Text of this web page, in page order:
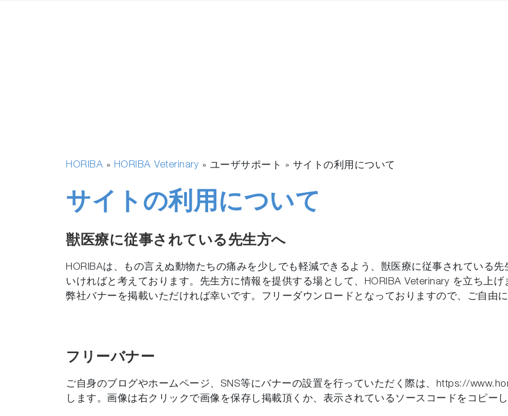
HORIBA » HORIBA Veterinary » ユーザサポート » サイトの利用について
サイトの利用について
獣医療に従事されている先生方へ
HORIBAは、もの言えぬ動物たちの痛みを少しでも軽減できるよう、獣医療に従事されている
いければと考えております。先生方に情報を提供する場として、HORIBA Veterinary を立ち上
弊社バナーを掲載いただければ幸いです。フリーダウンロードとなっておりますので、ご自由に
フリーバナー
ご自身のブログやホームページ、SNS等にバナーの設置を行っていただく際は、https://
します。画像は右クリックで画像を保存し掲載頂くか、表示されているソースコードをコピーし